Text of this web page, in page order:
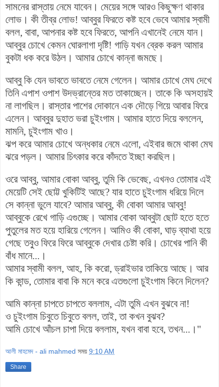
সামনের রাস্তায় নেমে যাবেন। মেয়ের সঙ্গে আরও কিছুক্ষণ থাকার
লোভ। কী তীব্র লোভ! আব্বুর ফিরতে কষ্ট হবে ভেবে আমার স্বামী
বলল, বাবা, আপনার কষ্ট হবে ফিরতে, আপনি এখানেই নেমে যান।
আব্বুর চোখে কেমন ঘোরলাগা দৃষ্টি! গাড়ি যখন ব্রেক করল আমার
বুকটা ধক করে উঠল। আমার চোখে কান্না জমছে।
আব্বু কি যেন ভাবতে ভাবতে নেমে গেলেন। আমার চোখে মেঘ দেখে
তিনি এপাশ ওপাশ উদভ্রান্তের মত তাকাচ্ছেন। তাকে কি অসহায়ই
না লাগছিল। রাস্তার পাশের দোকানে এক দৌড়ে গিয়ে আবার ফিরে
এলেন। আব্বুর দুহাত ভরা চুইংগাম। আমার হাতে দিয়ে বললেন,
মামনি, চুইংগাম খাও।
ঝপ করে আমার চোখে অন্ধকার নেমে এলো, এইবার জমে থাকা মেঘ
ঝরে পড়ল। আমার চিৎকার করে কাঁদতে ইচ্ছা করছিল।
ওরে আব্বু, আমার বোকা আব্বু, তুমি কি ভেবেছ, এখনও তোমার এই
মেয়েটি সেই ছোট্ট খুকিটিই আছে? যার হাতে চুইংগাম ধরিয়ে দিলে
সে কান্না ভুলে যাবে? আমার আব্বু, কী বোকা আমার আব্বু!
আব্বুকে রেখে গাড়ি এগুচ্ছে। আমার বোকা আব্বুটা ছোট হতে হতে
পুতুলের মত হয়ে হারিয়ে গেলেন। আমিও কী বোকা, ঘাড় ব্যাথা হয়ে
গেছে তবু্‌ও ফিরে ফিরে আব্বুকে দেখার চেষ্টা করি। চোখের পানি কী
বাঁধ মানে...।
আমার স্বামী বলল, আহ, কি করো, ড্রাইভার তাকিয়ে আছে। আর
কি কান্ড, তোমার বাবা কি মনে করে এতগুলো চুইংগাম কিনে দিলেন?
আমি কান্না চাপতে চাপতে বললাম, এটা তুমি এখন বুঝবে না!
ও চুইংগাম চিবুতে চিবুতে বলল, তাই, তা কখন বুঝব?
আমি চোখে আঁচল চাপা দিয়ে বললাম, যখন বাবা হবে, তখন...।"
আলী মাহমেদ - ali mahmed সময় 9:10 AM
Share